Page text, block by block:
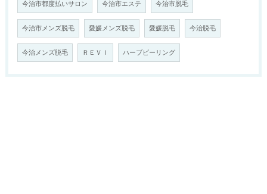
今治市都度払いサロン 今治市エステ 今治市脱毛
今治市メンズ脱毛 愛媛メンズ脱毛 愛媛脱毛 今治脱毛
今治メンズ脱毛 ＲＥＶＩ ハーブピーリング